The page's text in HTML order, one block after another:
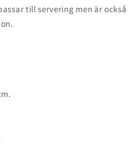
till servering men är också